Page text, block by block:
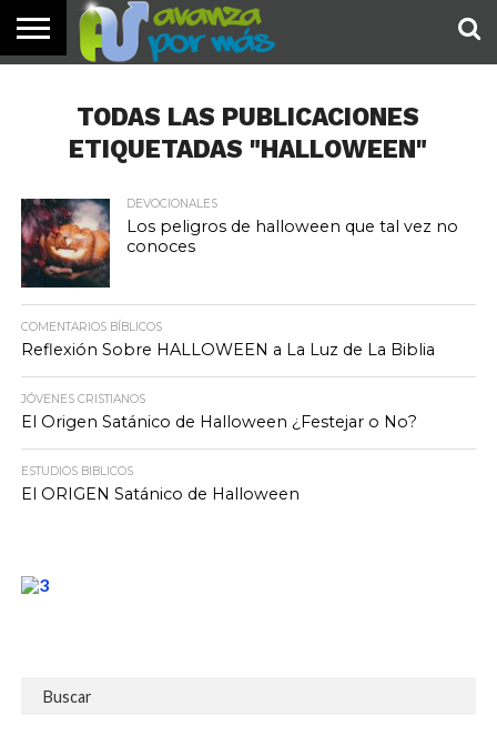
DE HOY
NOSOTROS
TODAS LAS PUBLICACIONES
ETIQUETADAS "HALLOWEEN"
DEVOCIONALES
Los peligros de halloween que tal vez no
conoces
COMENTARIOS BÍBLICOS
Reflexión Sobre HALLOWEEN a La Luz de La Biblia
JÓVENES CRISTIANOS
El Origen Satánico de Halloween ¿Festejar o No?
ESTUDIOS BIBLICOS
El ORIGEN Satánico de Halloween